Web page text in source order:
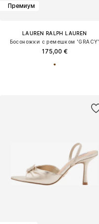
Премиум
LAUREN RALPH LAUREN
Босоножки с ремешком 'GRACY'
175,00 €